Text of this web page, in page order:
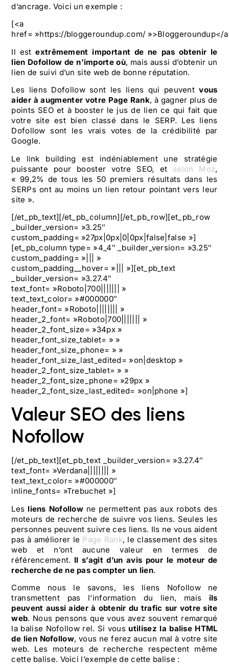
d’ancrage. Voici un exemple :
[<a
href= »https://bloggeroundup.com/ »>Bloggeroundup</
Il estextrêmement important de ne pas obtenir le
lien Dofollow de n’importe où, mais aussi d’obtenir un
lien de suivi d’un site web de bonne réputation.
Les liens Dofollow sont les liens qui peuventvous
aider à augmenter votre Page Rank, à gagner plus de
points SEO et à booster le jus de lien ce qui fait que
votre site est bien classé dans le SERP. Les liens
Dofollow sont les vrais votes de la crédibilité par
Google.
Le link building est indéniablement une stratégie
puissante pour booster votre SEO, et selon Moz,
« 99,2% de tous les 50 premiers résultats dans les
SERPs ont au moins un lien retour pointant vers leur
site ».
[/et_pb_text][/et_pb_column][/et_pb_row][et_pb_row
_builder_version= »3.25″
custom_padding= »27px|0px|0|0px|false|false »]
[et_pb_column type= »4_4″ _builder_version= »3.25″
custom_padding= »||| »
custom_padding__hover= »||| »][et_pb_text
_builder_version= »3.27.4″
text_font= »Roboto|700||||||| »
text_text_color= »#000000″
header_font= »Roboto|||||||| »
header_2_font= »Roboto|700||||||| »
header_2_font_size= »34px »
header_font_size_tablet= » »
header_font_size_phone= » »
header_font_size_last_edited= »on|desktop »
header_2_font_size_tablet= » »
header_2_font_size_phone= »29px »
header_2_font_size_last_edited= »on|phone »]
Valeur SEO des liens
Nofollow
[/et_pb_text][et_pb_text _builder_version= »3.27.4″
text_font= »Verdana|||||||| »
text_text_color= »#000000″
inline_fonts= »Trebuchet »]
Les liens Nofollow ne permettent pas aux robots des
moteurs de recherche de suivre vos liens. Seules les
personnes peuvent suivre ces liens. Ils ne vous aident
pas à améliorer le Page Rank, le classement des sites
web et n’ont aucune valeur en termes de
référencement. Il s’agit d’un avis pour le moteur de
recherche de ne pas compter un lien.
Comme nous le savons, les liens Nofollow ne
transmettent pas l’information du lien, mais ils
peuvent aussi aider à obtenir du trafic sur votre site
web. Nous pensons que vous avez souvent remarqué
la balise Nofollow rel. Si vous utilisez la balise HTML
de lien Nofollow, vous ne ferez aucun mal à votre site
web. Les moteurs de recherche respectent même
cette balise. Voici l’exemple de cette balise :